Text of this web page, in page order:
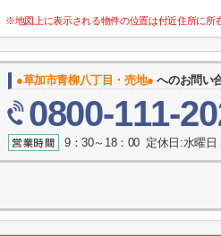
※地図上に表示される物件の位置は付近住所に所
●草加市青柳八丁目・売地● へのお問い
0800-111-
9：30～18：00 定休日:水曜日